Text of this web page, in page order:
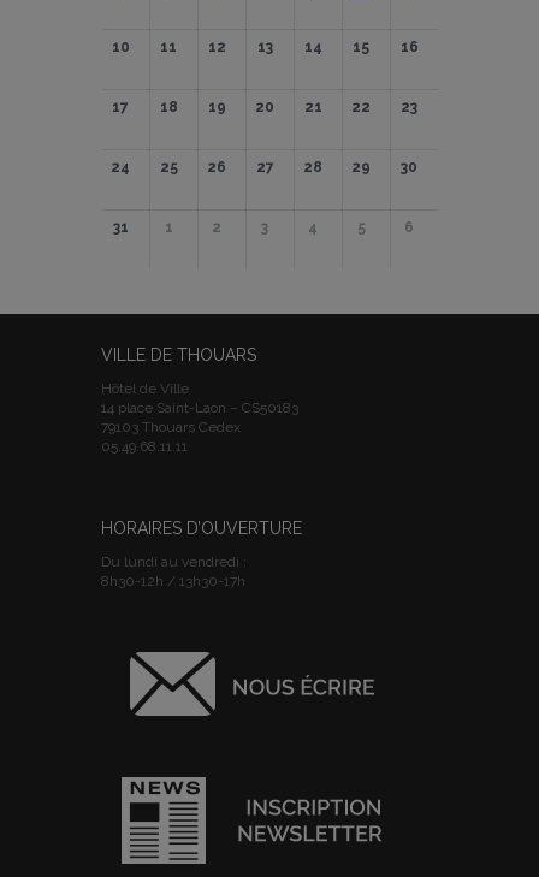
10 11 12 13 14 15 16
17 18 19 20 21 22 23
24 25 26 27 28 29 30
31 1 2 3 4 5 6
VILLE DE THOUARS
Hôtel de Ville
14 place Saint-Laon – CS50183
79103 Thouars Cedex
05.49.68.11.11
HORAIRES D’OUVERTURE
Du lundi au vendredi :
8h30-12h / 13h30-17h